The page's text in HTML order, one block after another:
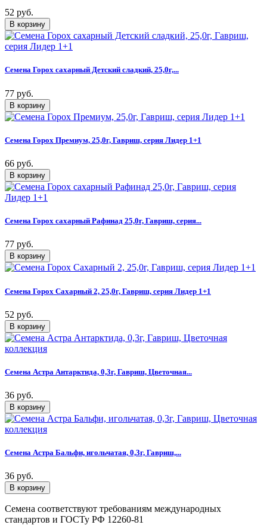
52 руб.
Семена Горох сахарный Детский сладкий, 25,0г,...
77 руб.
Семена Горох Премиум, 25,0г, Гавриш, серия Лидер 1+1
66 руб.
Семена Горох сахарный Рафинад 25,0г, Гавриш, серия...
77 руб.
Семена Горох Сахарный 2, 25,0г, Гавриш, серия Лидер 1+1
52 руб.
Семена Астра Антарктида, 0,3г, Гавриш, Цветочная...
36 руб.
Семена Астра Бальфи, игольчатая, 0,3г, Гавриш,...
36 руб.
Семена соответствуют требованиям международных
стандартов и ГОСТу РФ 12260-81